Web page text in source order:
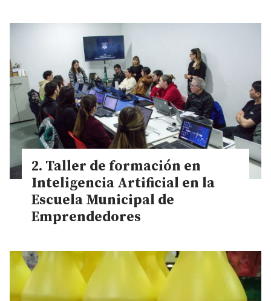
Taller de formación en
Inteligencia Artificial en la
Escuela Municipal de
Emprendedores